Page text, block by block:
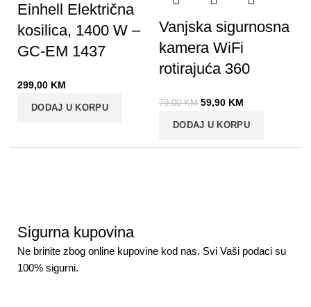
Einhell Električna
kosilica, 1400 W –
GC-EM 1437
299,00 KM
DODAJ U KORPU
Vanjska sigurnosna
kamera WiFi
rotirajuća 360
79,00KM 59,90 KM
DODAJ U KORPU
Sigurna kupovina
Ne brinite zbog online kupovine kod nas. Svi Vaši podaci su
100% sigurni.